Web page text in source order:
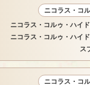
ニコラス・コ
ニコラス・コルゥ・ハイ
ニコラス・コルゥ・ハイ
ス
ニコラス・コ